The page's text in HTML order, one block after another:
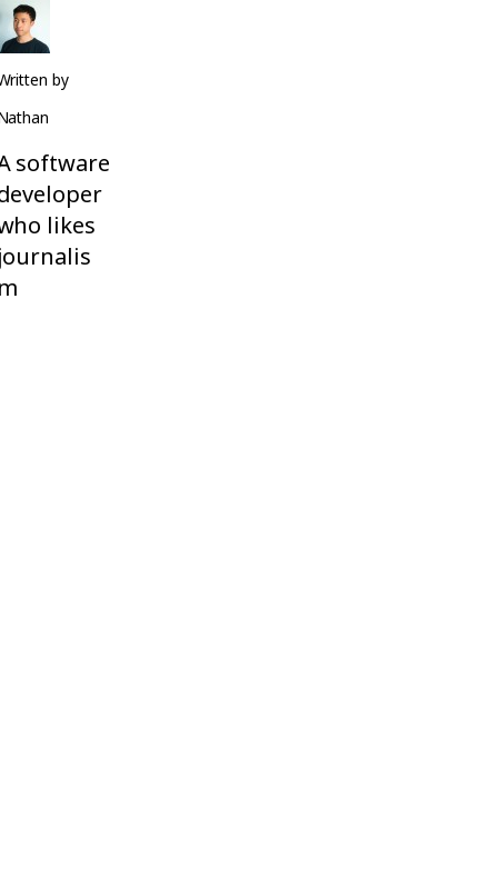
by
software
likes